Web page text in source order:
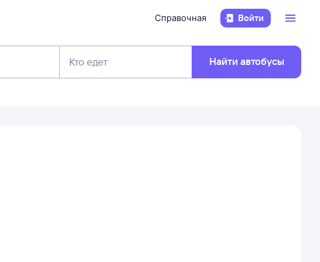
Справочная Войти
Кто едет Найти автобусы